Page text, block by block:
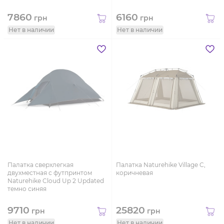
7860 грн
Нет в наличии
6160 грн
Нет в наличии
Палатка сверхлегкая
двухместная с футпринтом
Naturehike Cloud Up 2 Updated
темно синяя
9710 грн
Палатка Naturehike Village C,
коричневая
25820 грн